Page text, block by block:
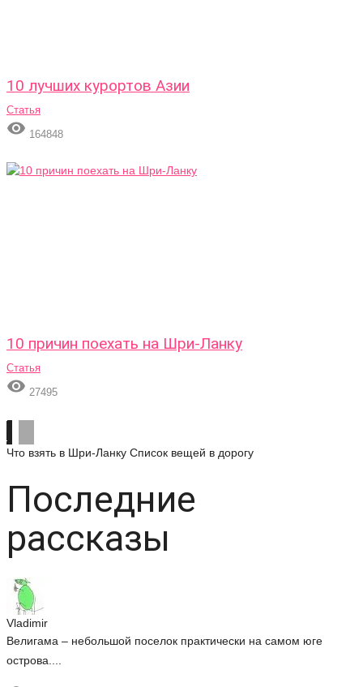
10 лучших курортов Азии
Статья
 164848
10 причин поехать на Шри-Ланку
Статья
 27495
Что взять в Шри-Ланку Список вещей в дорогу
Последние
рассказы
Vladimir
Велигама – небольшой поселок практически на самом юге
острова....